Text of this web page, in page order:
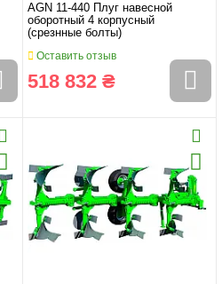
AGN 11-440 Плуг навесной
оборотный 4 корпусный
(срезнные болты)
Оставить отзыв
518 832 ₴